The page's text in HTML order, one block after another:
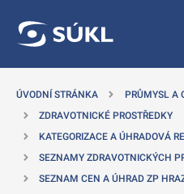
ÚVODNÍ STRÁNKA
PRŮMYSL A
ZDRAVOTNICKÉ PROSTŘEDKY
KATEGORIZACE A ÚHRADOVÁ
SEZNAMY ZDRAVOTNICKÝCH
SEZNAM CEN A ÚHRAD ZP